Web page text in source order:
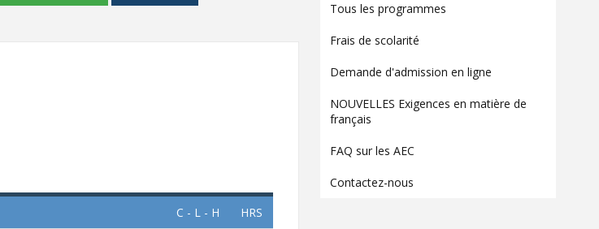
Tous les programmes
Frais de scolarité
Demande d'admission en ligne
NOUVELLES Exigences en matière de
français
FAQ sur les AEC
Contactez-nous
C - L - H HRS